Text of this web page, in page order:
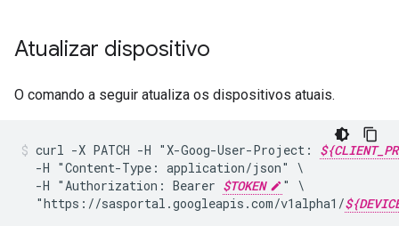
Atualizar dispositivo
O comando a seguir atualiza os dispositivos atuais.
curl -X PATCH -H "X-Goog-User-Project:
-H "Content-Type: application/json"
-H "Authorization: Bearer $TOKEN "
"https://sasportal.googleapis.com/v1alpha1/